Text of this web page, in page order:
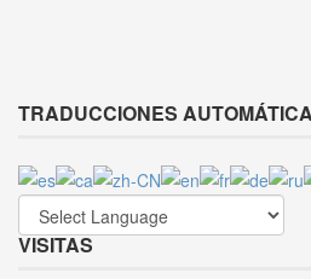
TRADUCCIONES
VISITAS